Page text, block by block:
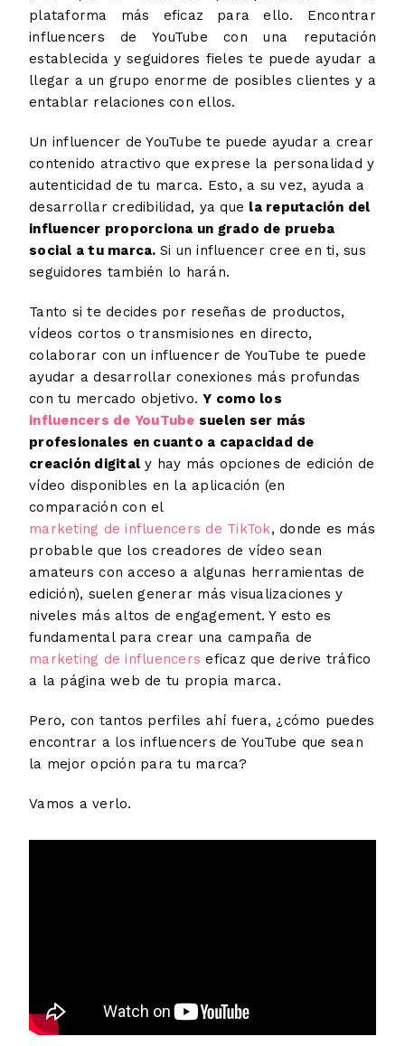
plataforma más eficaz para ello. Encontrar
influencers de YouTube con una reputación
establecida y seguidores fieles te puede ayudar a
llegar a un grupo enorme de posibles clientes y a
entablar relaciones con ellos.
Un influencer de YouTube te puede ayudar a crear
contenido atractivo que exprese la personalidad y
autenticidad de tu marca. Esto, a su vez, ayuda a
desarrollar credibilidad, ya que la reputación del
influencer proporciona un grado de prueba
social a tu marca. Si un influencer cree en ti, sus
seguidores también lo harán.
Tanto si te decides por reseñas de productos,
vídeos cortos o transmisiones en directo,
colaborar con un influencer de YouTube te puede
ayudar a desarrollar conexiones más profundas
con tu mercado objetivo.Y como los
influencers de YouTube suelen ser más
profesionales en cuanto a capacidad de
creación digital y hay más opciones de edición de
vídeo disponibles en la aplicación (en
comparación con el
marketing de influencers de TikTok, donde es más
probable que los creadores de vídeo sean
amateurs con acceso a algunas herramientas de
edición), suelen generar más visualizaciones y
niveles más altos de engagement. Y esto es
fundamental para crear una campaña de
marketing de influencers eficaz que derive tráfico
a la página web de tu propia marca.
Pero, con tantos perfiles ahí fuera, ¿cómo puedes
encontrar a los influencers de YouTube que sean
la mejor opción para tu marca?
Vamos a verlo.